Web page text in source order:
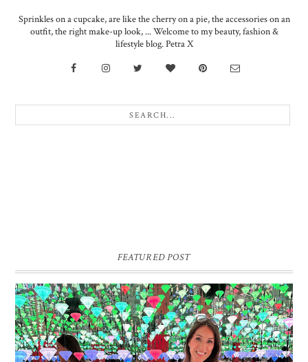
Sprinkles on a cupcake, are like the cherry on a pie, the accessories on an
outfit, the right make-up look, ... Welcome to my beauty, fashion &
lifestyle blog. Petra X
FEATURED POST